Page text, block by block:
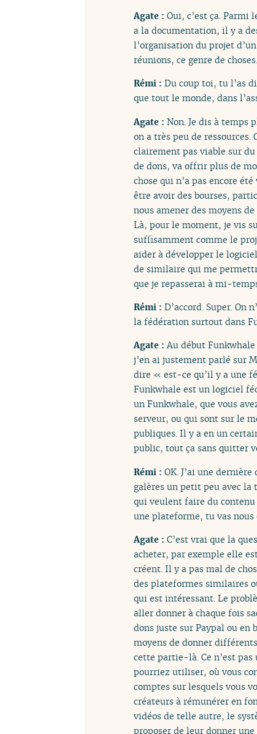
Agate : Oui, c’est ça.
a la documentation, il y a
l’organisation du projet
réunions, ce genre de
Rémi : Du coup toi, tu l’as
que tout le monde, dans
Agate : Non. Je dis à temps
on a très peu de
clairement pas viable sur
de dons, va offrir plus de
chose qui n’a pas encore
être avoir des bourses,
nous amener des moyens
Là, pour le moment, je vis
suffisamment comme le
aider à développer le
de similaire qui me
que je repasserai à mi-
Rémi : D’accord. Super. On
la fédération surtout dans
Agate :Au début
j’en ai justement parlé sur
dire « est-ce qu’il y a une
Funkwhale est un logiciel
un Funkwhale, que vous
serveur, ou qui sont sur le
publiques. Il y a en un
public, tout ça sans quitter
Rémi : OK. J’ai une
galères un petit peu avec la
qui veulent faire du contenu
une plateforme, tu vas
Agate : C’est vrai que la
acheter, par exemple elle
créent. Il y a pas mal de
des plateformes similaires
qui est intéressant. Le
aller donner à chaque fois
dons juste sur Paypal ou
moyens de donner
cette partie-là. Ce n’est
pourriez utiliser, où vous
comptes sur lesquels vous
créateurs à rémunérer en
vidéos de telle autre, le
proposer de leur donner